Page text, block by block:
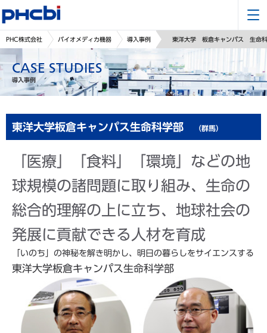
PHC株式会社 バイオメディカ機器 導入事例 東洋大学 板倉キャンパス 生命
CASE STUDIES
導入事例
東洋大学板倉キャンパス生命科学部 （群馬）
「医療」「食料」「環境」などの地
球規模の諸問題に取り組み、生命の
総合的理解の上に立ち、地球社会の
発展に貢献できる人材を育成
「いのち」の神秘を解き明かし、明日の暮らしをサイエンスする
東洋大学板倉キャンパス生命科学部